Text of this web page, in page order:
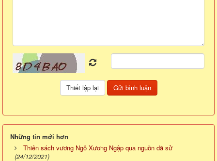
Những tin mới hơn
Thiên sách vương Ngô Xương Ngập qua nguồn dã sử
(24/12/2021)